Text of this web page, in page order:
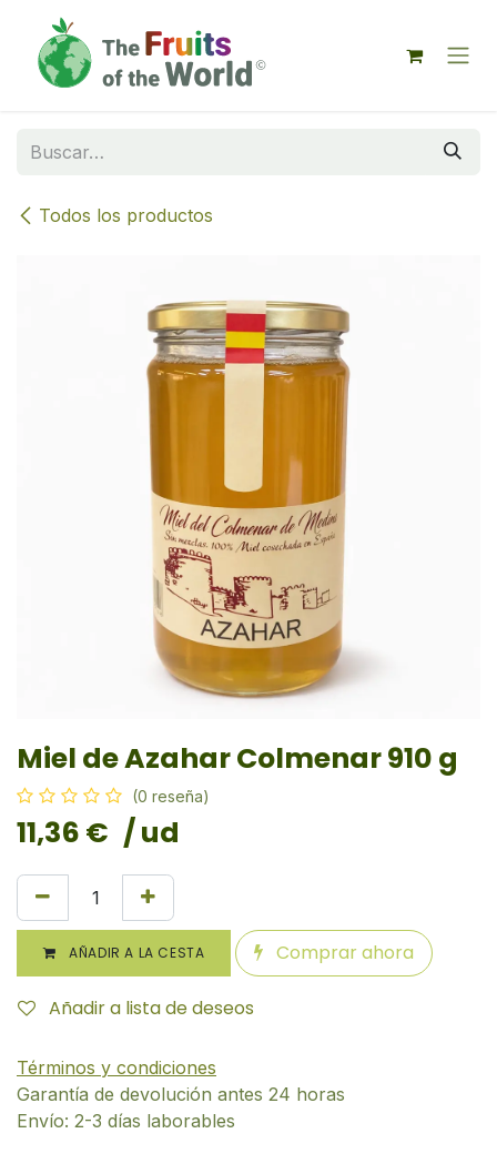
Todos los productos
Miel de Azahar Colmenar 910 g
(0 reseña)
11,36 € / ud
AÑADIR A LA CESTA Comprar ahora
Añadir a lista de deseos
Términos y condiciones
Garantía de devolución antes 24 horas
Envío: 2-3 días laborables